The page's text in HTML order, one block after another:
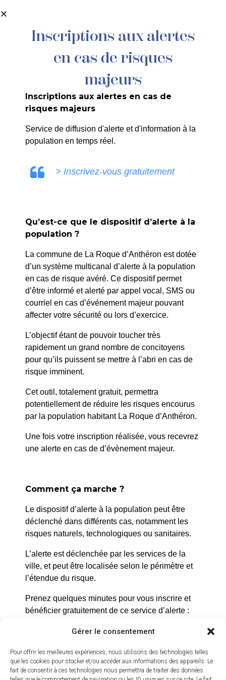
Gérer le consentement
Pour offrir les meilleures expériences, nous utilisons des technologies telles
que les cookies pour stocker et/ou accéder aux informations des appareils. Le
fait de consentir à ces technologies nous permettra de traiter des données
principal
21/25 SG – ARRETE PORTANT
REGLEMENT INTERIEUR DU COMITE
COMMUNAL DES FEUX DE FORET ET
DE LA RESERVE COMMUNALE DE
SECURITE CIVILE
COMMUNICATION LA ROQUE
PRÉCÉDENT
249/2025 – PM – PORTANT AUTORISATION
TEMPORAIRE D’OCCUPATION DU DOMAINE
PUBLIC LE 25/10/2025
252 / 2025 – PM – PORTANT RESTRICTION DE
STATIONNEMENT ET CIRCULATION +
AUTORISATION D’OCCUPATION DU DOMAINE
La Roque d’Anthéron
2 avenue de l’Europe Unie,
13640 La Roque d’Anthéron
04 42 95 70 70
Nous contacter
Horaires d'ouverture
Du lundi au jeudi :
de 8h30 à 11h30 et de 14h à 16h
Inscriptions aux alertes
en cas de risques
majeurs
Inscriptions aux alertes en cas de
risques majeurs
Service de diffusion d'alerte et d'information à la
population en temps réel.
> Inscrivez-vous gratuitement
Qu’est-ce que le dispositif d’alerte à la
population ?
La commune de La Roque d’Anthéron est dotée
d’un système multicanal d’alerte à la population
en cas de risque avéré. Ce dispositif permet
d’être informé et alerté par appel vocal, SMS ou
courriel en cas d’événement majeur pouvant
affecter votre sécurité ou lors d’exercice.
L’objectif étant de pouvoir toucher très
rapidement un grand nombre de concitoyens
pour qu’ils puissent se mettre à l’abri en cas de
risque imminent.
Cet outil, totalement gratuit, permettra
potentiellement de réduire les risques encourus
par la population habitant La Roque d’Anthéron.
Une fois votre inscription réalisée, vous recevrez
une alerte en cas de d’évènement majeur.
Comment ça marche ?
Le dispositif d’alerte à la population peut être
déclenché dans différents cas, notamment les
risques naturels, technologiques ou sanitaires.
L’alerte est déclenchée par les services de la
ville, et peut être localisée selon le périmètre et
l’étendue du risque.
Prenez quelques minutes pour vous inscrire et
bénéficier gratuitement de ce service d’alerte :
https://inscription.cedralis.com/
Comment sont utilisées les données